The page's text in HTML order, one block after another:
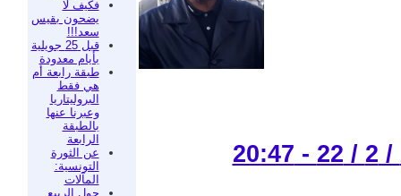
فكيف لا
يضحون بقيس
سعد!!!
قبل 25 جويلية
بأيام معدودة
طبقة رابعة أم
هي فقط
البروليتاريا
وعبرنا عنها
بالطبقة
الرابعة
عن الثورة
التونسية:
المآلات
حول الربيع